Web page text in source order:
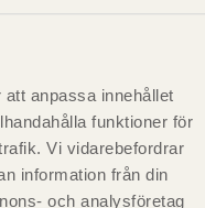
anpassa innehållet
funktioner för
Vi vidarebefordrar
information från din
och analysföretag